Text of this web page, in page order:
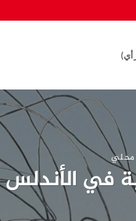
محلي
في الأندلس